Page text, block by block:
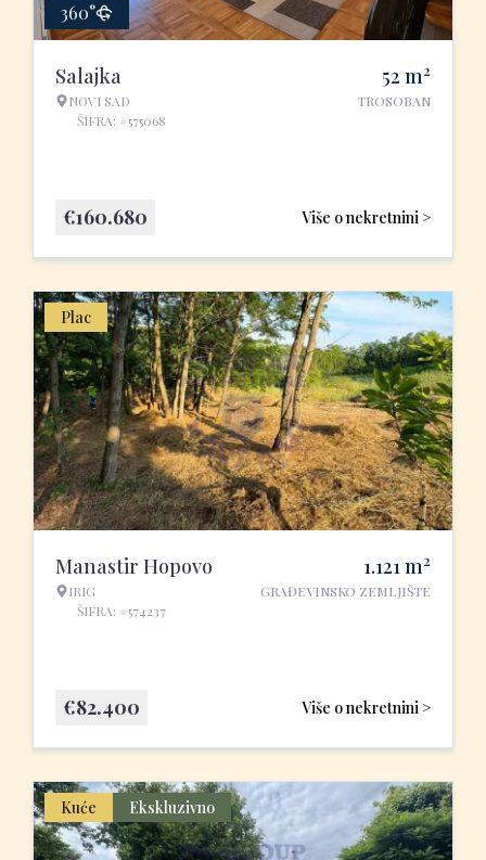
360°
Salajka
NOVI SAD
ŠIFRA: #575068
52 m2
TROSOBAN
Više o nekretnini >
€160.680
Plac
Manastir Hopovo
IRIG
ŠIFRA: #574237
1.121m2
GRAĐEVINSKO ZEMLJIŠTE
Više o nekretnini >
€82.400
Kuće Ekskluzivno